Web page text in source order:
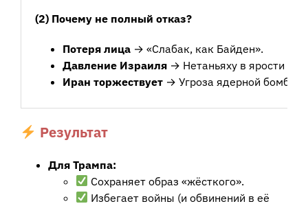
(2) Почему не полный отказ?
Потеря лица→ «Слабак, как Байден».
Давление Израиля→ Нетаньяху в ярости →
Иран торжествует → Угроза ядерной бомбы
Результат
Для Трампа:
Сохраняет образ «жёсткого».
Избегает войны (и обвинений в её